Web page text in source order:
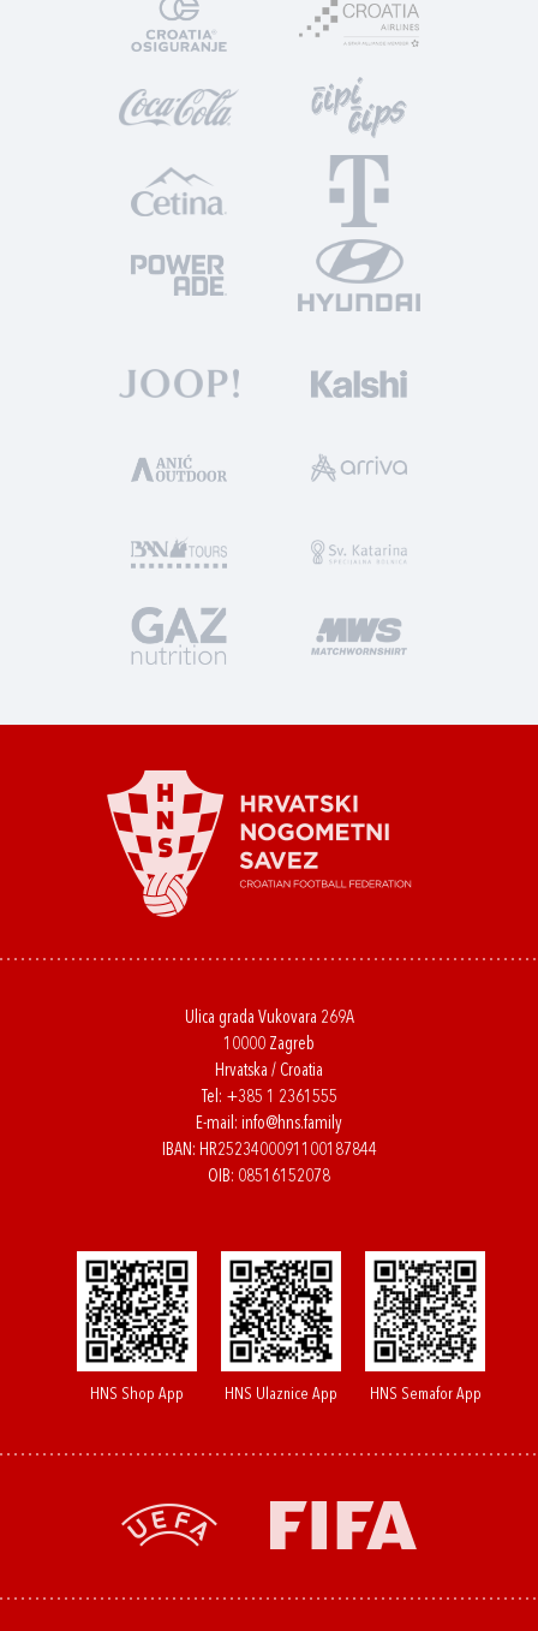
Ulica grada Vukovara 269A
10000 Zagreb
Hrvatska / Croatia
Tel: +385 1 2361555
E-mail: info@hns.family
IBAN: HR2523400091100187844
OIB: 08516152078
HNS Shop App HNS Ulaznice App HNS Semafor App